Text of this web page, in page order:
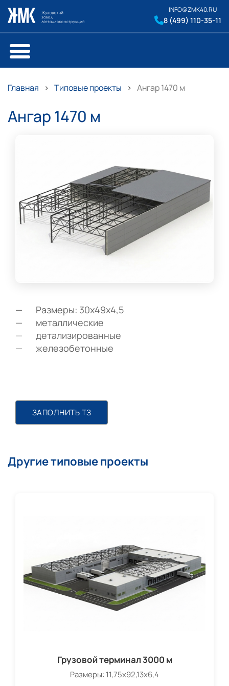
INFO@ZMK40.RU
8 (499) 110-35-11
Главная Типовые проекты Ангар 1470 м
Ангар 1470 м
Размеры: 30х49х4,5
металлические
детализированные
железобетонные
ЗАПОЛНИТЬ ТЗ
Другие типовые проекты
Грузовой терминал 3000 м
Размеры: 11,75х92,13х6,4